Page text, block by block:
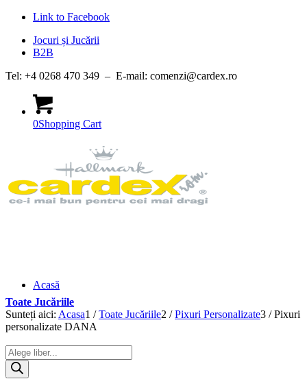
Link to Facebook
Jocuri și Jucării
B2B
Tel: +4 0268 470 349 – E-mail: comenzi@cardex.ro
0Shopping Cart
Acasă
Produse
Toate Jucăriile
Sunteți aici: Acasa1 / Toate Jucăriile2 / Pixuri Personalizate3 / Pixuri
personalizate DANA
Products
search